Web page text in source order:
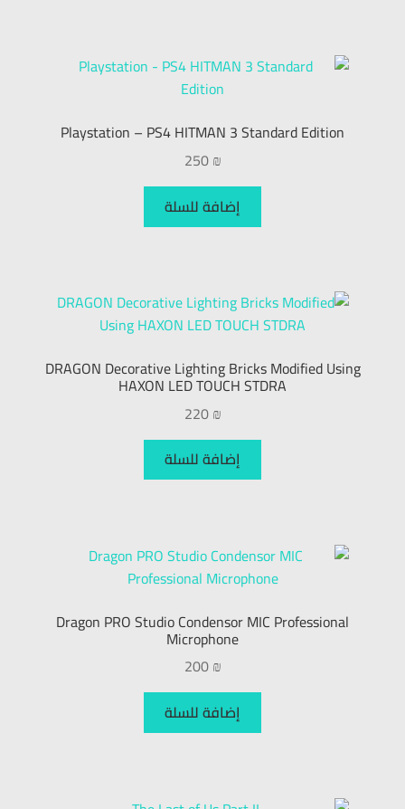
Playstation – PS4 HITMAN 3 Standard Edition
250₪
إضافة للسلة
DRAGON Decorative Lighting Bricks Modified Using
HAXON LED TOUCH STDRA
220₪
إضافة للسلة
Dragon PRO Studio Condensor MIC Professional
Microphone
200₪
إضافة للسلة